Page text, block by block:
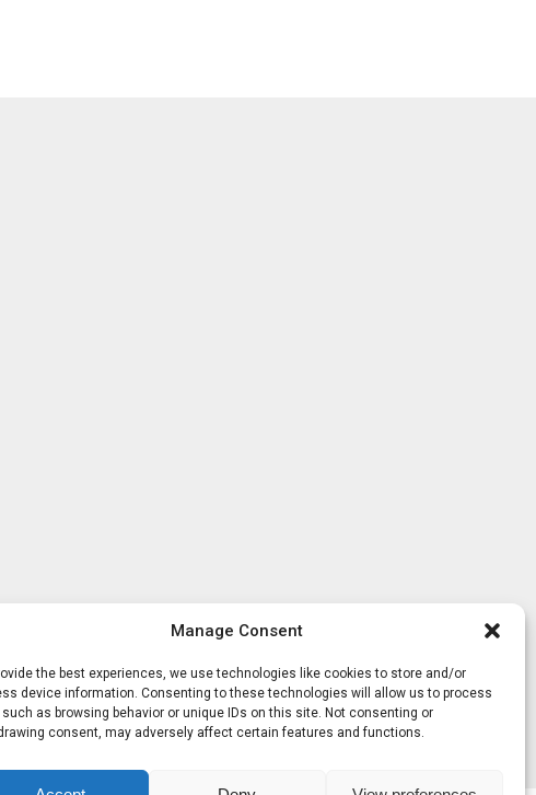
Manage Consent
the best experiences, we use technologies like cookies to store and/or
device information. Consenting to these technologies will allow us to process
such as browsing behavior or unique IDs on this site. Not consenting or
consent, may adversely affect certain features and functions.